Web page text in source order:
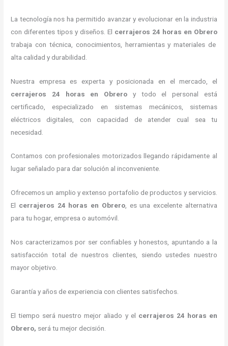
La tecnología nos ha permitido avanzar y evolucionar en la industria
con diferentes tipos y diseños. El cerrajeros 24 horas en Obrero
trabaja con técnica, conocimientos, herramientas y materiales de
alta calidad y durabilidad.
Nuestra empresa es experta y posicionada en el mercado, el
cerrajeros 24 horas en Obrero y todo el personal está
certificado, especializado en sistemas mecánicos, sistemas
eléctricos digitales, con capacidad de atender cual sea tu
necesidad.
Contamos con profesionales motorizados llegando rápidamente al
lugar señalado para dar solución al inconveniente.
Ofrecemos un amplio y extenso portafolio de productos y servicios.
El cerrajeros 24 horas en Obrero, es una excelente alternativa
para tu hogar, empresa o automóvil.
Nos caracterizamos por ser confiables y honestos, apuntando a la
satisfacción total de nuestros clientes, siendo ustedes nuestro
mayor objetivo.
Garantía y años de experiencia con clientes satisfechos.
El tiempo será nuestro mejor aliado y el cerrajeros 24 horas en
Obrero, será tu mejor decisión.